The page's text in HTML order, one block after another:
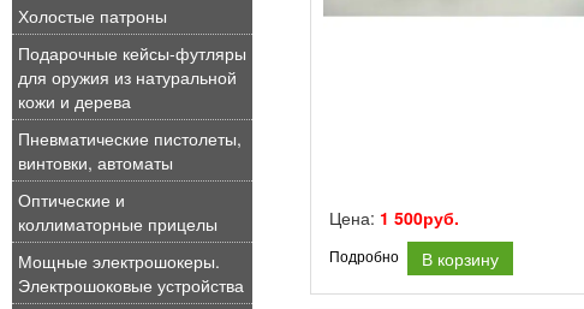
Холостые патроны
Подарочные кейсы-футляры
для оружия из натуральной
кожи и дерева
Пневматические пистолеты,
винтовки, автоматы
Оптические и
коллиматорные прицелы
Мощные электрошокеры.
Электрошоковые устройства
Цена: 1 500руб.
Подробно В корзину